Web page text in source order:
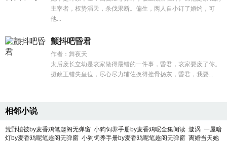
主宰者，权势滔天，杀伐果断。偏生，两人自小订了婚约，可
他...
颤抖吧昏君
作者：舞夜夭
太后废长立幼是哀家做得最错的一件事，昏君，哀家要废了你。
摄政王错失皇位，尽心尽力辅佐换得挫骨扬灰，昏君，我要...
相邻小说
荒野植被by麦香鸡笔趣阁无弹窗 小狗饲养手册by麦香鸡呢全集阅读 漩涡 一屋暗
灯by麦香鸡呢笔趣阁无弹窗 小狗饲养手册by麦香鸡呢笔趣阁无弹窗 离婚当天她